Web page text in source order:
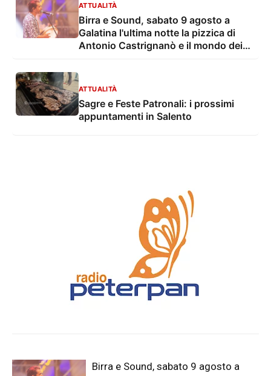
ATTUALITÀ
Birra e Sound, sabato 9 agosto a
Galatina l'ultima notte la pizzica di
Antonio Castrignanò e il mondo dei
ATTUALITÀ
Sagre e Feste Patronali: i prossimi
appuntamenti in Salento
Birra e Sound, sabato 9 agosto a